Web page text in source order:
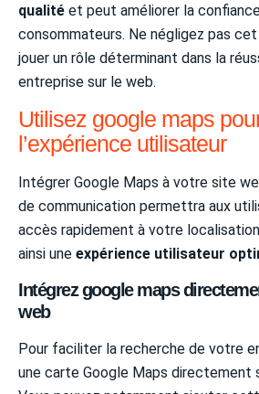
qualité et peut améliorer la
consommateurs. Ne négligez pas
jouer un rôle déterminant dans la
entreprise sur le web.
Utilisez google maps
l’expérience utilisateur
Intégrer Google Maps à votre site
de communication permettra aux
accès rapidement à votre
ainsi une expérience utilisateur
Intégrez google maps
web
Pour faciliter la recherche de votre
une carte Google Maps directement